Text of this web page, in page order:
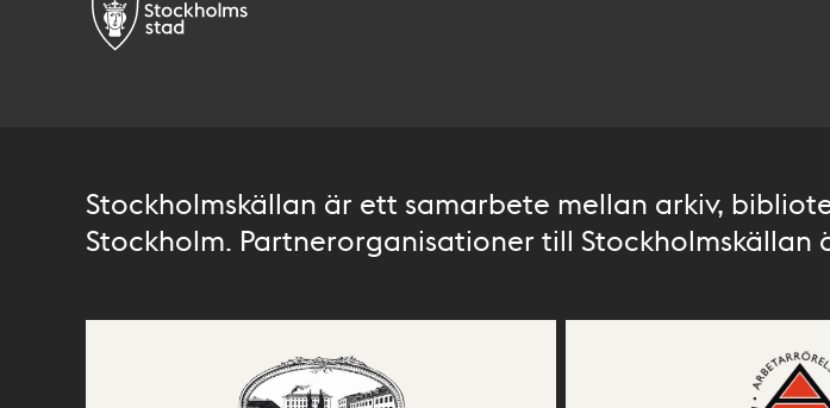
Stockholmskällan är ett samarbete mellan arkiv,
Stockholm. Partnerorganisationer till Stockholmskällan